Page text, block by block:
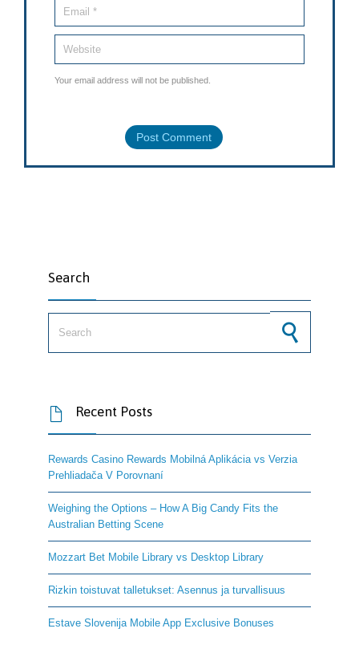
Your email address will not be published.
Search
 Recent Posts
Rewards Casino Rewards Mobilná Aplikácia vs Verzia
Prehliadača V Porovnaní
Weighing the Options – How A Big Candy Fits the
Australian Betting Scene
Mozzart Bet Mobile Library vs Desktop Library
Rizkin toistuvat talletukset: Asennus ja turvallisuus
Estave Slovenija Mobile App Exclusive Bonuses